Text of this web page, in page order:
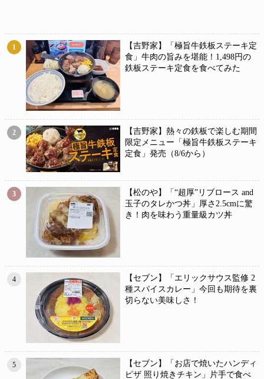
1
【吉野家】「極旨牛鉄板ステーキ定
食」牛肉の旨みを堪能！1,498円の
鉄板ステーキ定食を食べてみた
2
【吉野家】熱々の鉄板で楽しむ期間
限定メニュー「極旨牛鉄板ステーキ
定食」発売（8/6から）
3
【松のや】「“超厚”リブロース and
玉子のタレかつ丼」厚さ2.5cmに驚
き！肉を味わう重量級カツ丼
4
【セブン】「エリックサウス監修 2
種スパイスカレー」今回も期待を裏
切らない美味しさ！
5
【セブン】「お店で焼いたハンディ
ピザ 照り焼きチキン」片手で食べ